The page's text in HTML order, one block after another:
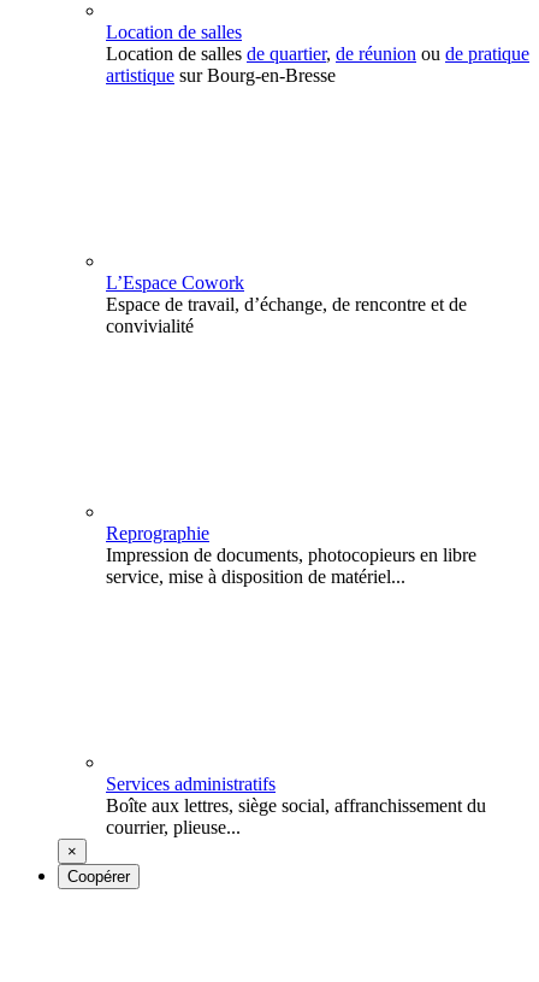
Location de salles
Location de salles de quartier, de réunion ou de pratique
artistique sur Bourg-en-Bresse
L’Espace Cowork
Espace de travail, d’échange, de rencontre et de
convivialité
Reprographie
Impression de documents, photocopieurs en libre
service, mise à disposition de matériel...
Services administratifs
Boîte aux lettres, siège social, affranchissement du
courrier, plieuse...
×
Coopérer